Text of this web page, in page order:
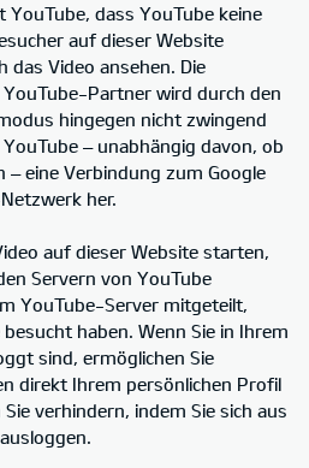
dass YouTube keine
auf dieser Website
das Video ansehen. Die
Partner wird durch den
hingegen nicht zwingend
– unabhängig davon, ob
– eine Verbindung zum Google
her.
auf dieser Website starten,
Servern von YouTube
YouTube-Server mitgeteilt,
haben. Wenn Sie in Ihrem
sind, ermöglichen Sie
direkt Ihrem persönlichen Profil
verhindern, indem Sie sich aus